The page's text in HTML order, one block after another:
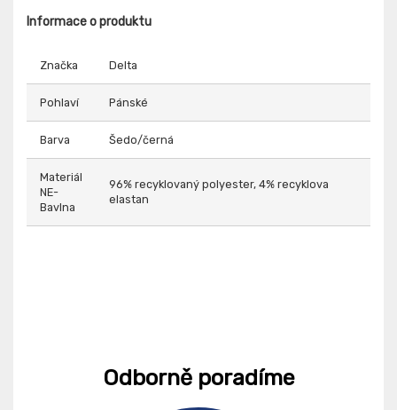
Informace o produktu
Značka Delta
Pohlaví Pánské
Barva Šedo/černá
Materiál
NE-
Bavlna
96% recyklovaný polyester, 4% recyklova
elastan
Odborně poradíme